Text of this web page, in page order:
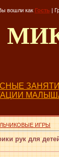
вошли как Гость |
ИГРЫ
рук для